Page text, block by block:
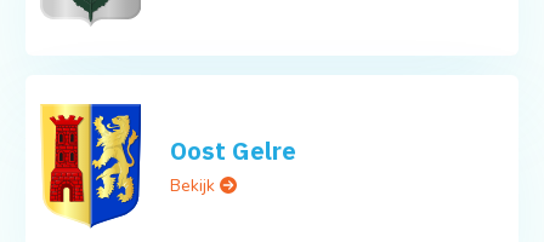
Oost Gelre
Bekijk